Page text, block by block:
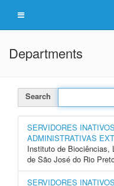
Departments
Search
SERVIDORES
ADMINISTRATIVAS
Instituto de Biociências,
de São José do Rio
SERVIDORES